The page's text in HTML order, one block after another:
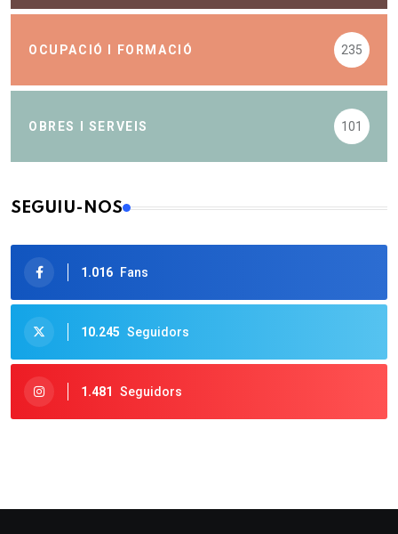
OCUPACIÓ I FORMACIÓ 235
OBRES I SERVEIS 101
SEGUIU-NOS
1.016 Fans
10.245 Seguidors
1.481 Seguidors